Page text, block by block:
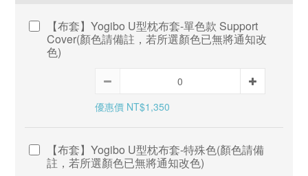
【布套】Yogibo U型枕布套-單色款 Support
Cover(顏色請備註，若所選顏色已無將通知改
色)
優惠價 NT$1,350
【布套】Yogibo U型枕布套-特殊色(顏色請備
註，若所選顏色已無將通知改色)